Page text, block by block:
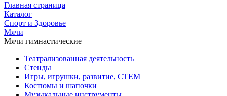
Главная страница
Каталог
Спорт и Здоровье
Мячи
Мячи гимнастические
Театрализованная деятельность
Стенды
Игры, игрушки, развитие, СТЕМ
Костюмы и шапочки